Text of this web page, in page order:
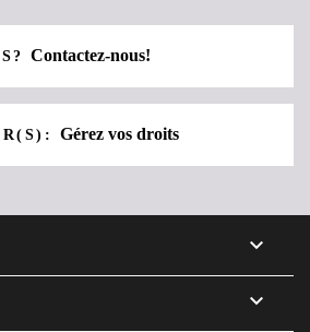
Contactez-nous!
Gérez vos droits

